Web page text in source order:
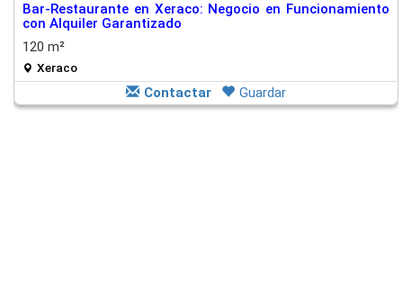
Bar-Restaurante en Xeraco: Negocio en Funcionamiento
con Alquiler Garantizado
120 m²
Xeraco
Contactar Guardar